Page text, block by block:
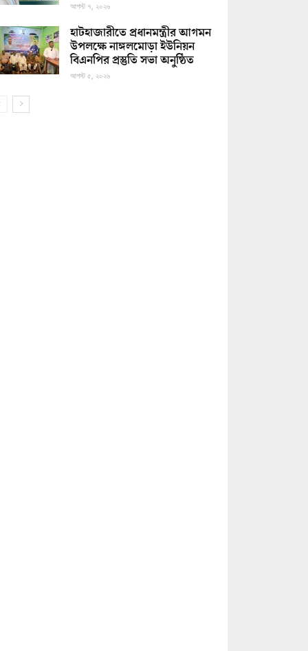
আগস্ট ৭, ২০২৬
হাটহাজারীতে প্রধানমন্ত্রীর আগমন
উপলক্ষে নাঙ্গলমোড়া ইউনিয়ন
বিএনপির প্রস্তুতি সভা অনুষ্ঠিত
আগস্ট ৫, ২০২৬